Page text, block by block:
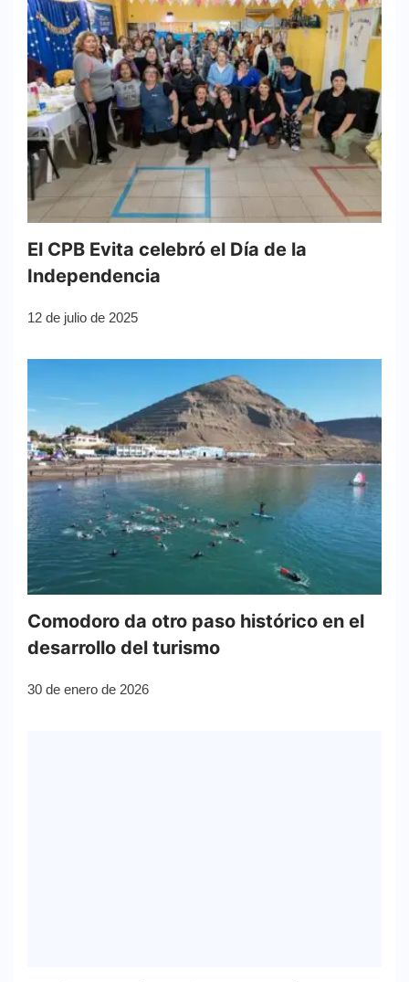
El CPB Evita celebró el Día de la
Independencia
12 de julio de 2025
Comodoro da otro paso histórico en el
desarrollo del turismo
30 de enero de 2026